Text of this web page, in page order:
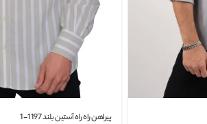
پیراهن راه راه آستین بلند 1197-1